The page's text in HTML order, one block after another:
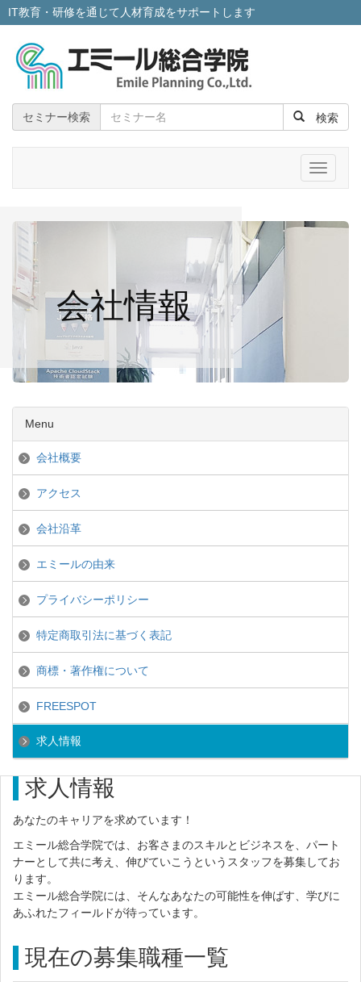
IT教育・研修を通じて人材育成をサポートします
セミナー検索 検索
メ
ニ
ー
会社情報
Menu
会社概要
アクセス
会社沿革
エミールの由来
プライバシーポリシー
特定商取引法に基づく表記
商標・著作権について
FREESPOT
求人情報
求人情報
あなたのキャリアを求めています！
エミール総合学院では、お客さまのスキルとビジネスを、パート
ナーとして共に考え、伸びていこうというスタッフを募集してお
ります。
エミール総合学院には、そんなあなたの可能性を伸ばす、学びに
あふれたフィールドが待っています。
現在の募集職種一覧